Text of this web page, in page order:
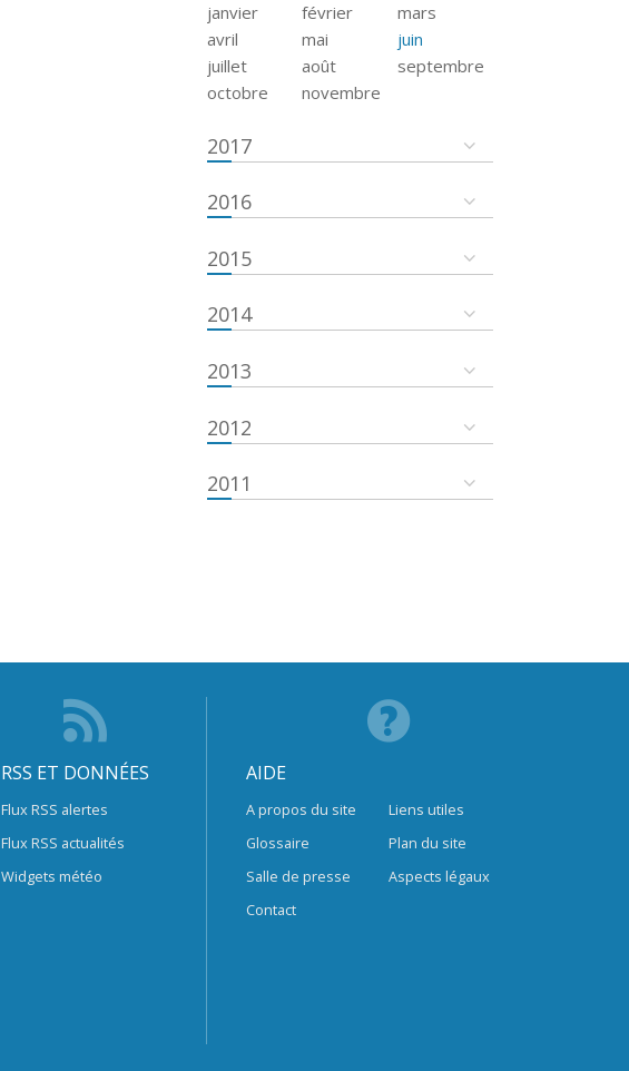
janvier février
mars
avril
mai
juin
juillet
août
septembre
octobre
novembre
2017
2016
2015
2014
2013
2012
2011
RSS ET DONNÉES
Flux RSS alertes
Flux RSS actualités
Widgets météo
AIDE
A propos du site
Glossaire
Salle de presse
Contact
Liens utiles
Plan du site
Aspects légaux